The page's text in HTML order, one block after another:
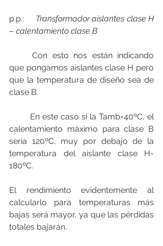
p.p.: Transformador aislantes clase H
– calentamiento clase B
	Con esto nos están indicando
que pongamos aislantes clase H pero
que la temperatura de diseño sea de
clase B.
calentamiento máximo para clase B
seria 120ºC, muy por debajo de la
temperatura del aislante clase H-
180ºC.
El rendimiento evidentemente al
calcularlo para temperaturas más
bajas será mayor, ya que las pérdidas
totales bajarán.